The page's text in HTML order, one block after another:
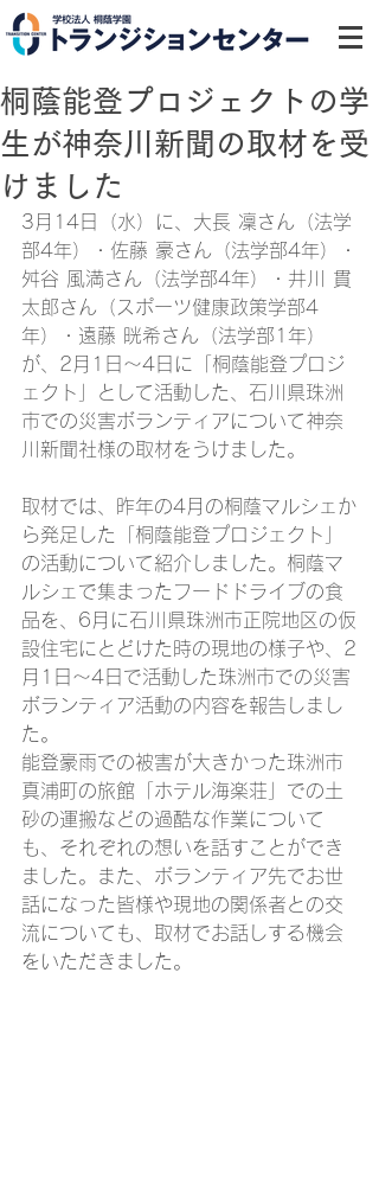
桐蔭能登プロジェクトの学
生が神奈川新聞の取材を受
けました
3月14日（水）に、大長 凜さん（法学
部4年）・佐藤 豪さん（法学部4年）・
舛谷 風満さん（法学部4年）・井川 貫
太郎さん（スポーツ健康政策学部4
年）・遠藤 晄希さん（法学部1年）
が、2月1日～4日に「桐蔭能登プロジ
ェクト」として活動した、石川県珠洲
市での災害ボランティアについて神奈
川新聞社様の取材をうけました。
取材では、昨年の4月の桐蔭マルシェか
ら発足した「桐蔭能登プロジェクト」
の活動について紹介しました。桐蔭マ
ルシェで集まったフードドライブの食
品を、6月に石川県珠洲市正院地区の仮
設住宅にとどけた時の現地の様子や、2
月1日～4日で活動した珠洲市での災害
ボランティア活動の内容を報告しまし
た。
能登豪雨での被害が大きかった珠洲市
真浦町の旅館「ホテル海楽荘」での土
砂の運搬などの過酷な作業について
も、それぞれの想いを話すことができ
ました。また、ボランティア先でお世
話になった皆様や現地の関係者との交
流についても、取材でお話しする機会
をいただきました。